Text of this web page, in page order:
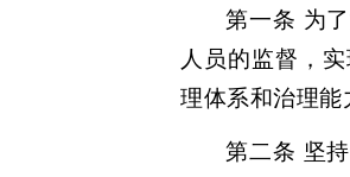
第一条 为
人员的监督，
理体系和治理能
第二条 坚